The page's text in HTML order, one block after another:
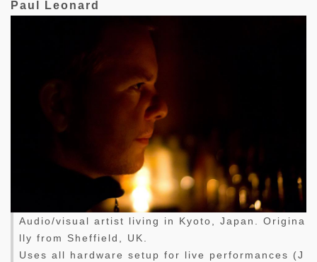
Paul Leonard
Audio/visual artist living in Kyoto, Japan. Origina
lly from Sheffield, UK.
Uses all hardware setup for live performances (J